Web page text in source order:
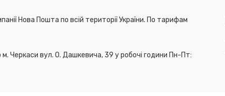
Нова Пошта по всій території України. По тарифам
м. Черкаси вул. О. Дашкевича, 39 у робочі години Пн-Пт: